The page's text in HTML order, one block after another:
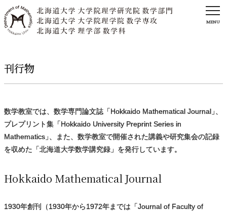
MENU
刊行物
数学教室では、数学専門論文誌「Hokkaido Mathematical Journal 」、
プレプリント集「Hokkaido University Preprint Series in
Mathematics 」、また、数学教室で開催された講義や研究集会の記録
を収めた「北海道大学数学講究録」を発行しています。
Hokkaido Mathematical Journal
1930年創刊（1930年から1972年までは「Journal of Faculty of